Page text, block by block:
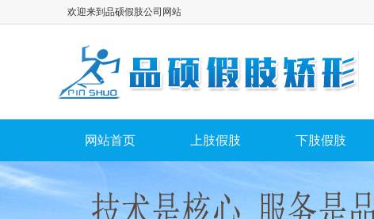
欢迎来到品硕假肢公司网站
网站首页 上肢假肢 下肢假肢